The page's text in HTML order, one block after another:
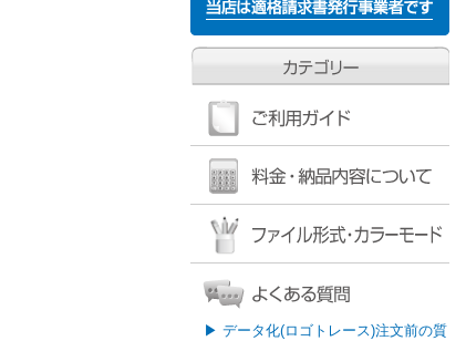
▶ データ化(ロゴトレース)注文前の質